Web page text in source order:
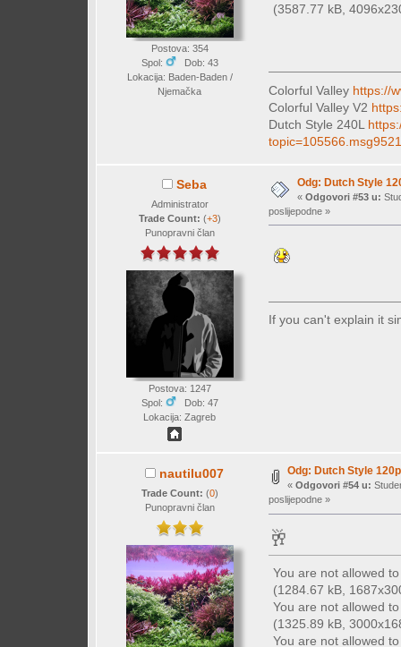
Postova: 354
Spol:
Dob: 43
Lokacija: Baden-Baden /
Njemačka
(3587.77 kB,
Colorful Valley https://
Colorful Valley V2
Dutch Style 240L
Seba
Administrator
Trade Count: (+3)
Punopravni član
Postova: 1247
Spol:
Dob: 47
Lokacija: Zagreb
Odg: Dutch Style
« Odgovori #53 u:
poslijepodne »
If you can't explain it
nautilu007
Trade Count: (0)
Punopravni član
Odg: Dutch Style 120p
« Odgovori #54 u:
poslijepodne »
🥂
You are not allowed
(1284.67 kB,
You are not allowed
(1325.89 kB,
You are not allowed